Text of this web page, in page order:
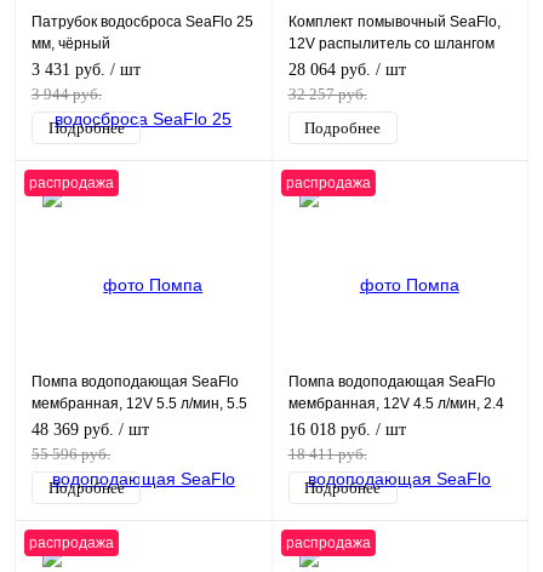
Патрубок водосброса SeaFlo 25
мм, чёрный
3 431 руб. / шт
3 944 руб.
Подробнее
Комплект помывочный SeaFlo,
12V распылитель со шлангом
28 064 руб. / шт
32 257 руб.
Подробнее
распродажа
Помпа водоподающая SeaFlo
мембранная, 12V 5.5 л/мин, 5.5
BAR
48 369 руб. / шт
55 596 руб.
Подробнее
распродажа
Помпа водоподающая SeaFlo
мембранная, 12V 4.5 л/мин, 2.4
BAR
16 018 руб. / шт
18 411 руб.
Подробнее
распродажа распродажа